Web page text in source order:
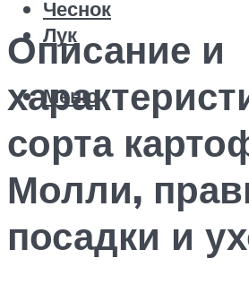
Чеснок
Лук
Меню
Описание и
сорта
Молли,
посадки и